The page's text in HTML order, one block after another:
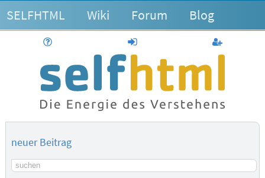
SELFHTML Wiki Forum Blog
anmelden
neuer Beitrag
Suchbegriff